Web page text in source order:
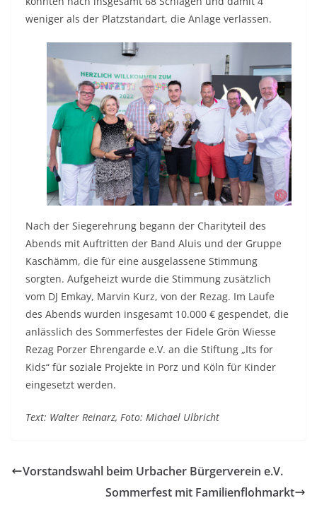
weniger als der Platzstandart, die Anlage verlassen.
Nach der Siegerehrung begann der Charityteil des
Abends mit Auftritten der Band Aluis und der Gruppe
Kaschämm, die für eine ausgelassene Stimmung
sorgten. Aufgeheizt wurde die Stimmung zusätzlich
vom DJ Emkay, Marvin Kurz, von der Rezag. Im Laufe
des Abends wurden insgesamt 10.000 € gespendet, die
anlässlich des Sommerfestes der Fidele Grön Wiesse
Rezag Porzer Ehrengarde e.V. an die Stiftung „Its for
Kids“ für soziale Projekte in Porz und Köln für Kinder
eingesetzt werden.
Text: Walter Reinarz, Foto: Michael Ulbricht
Vorstandswahl beim Urbacher Bürgerverein e.V.
Sommerfest mit Familienflohmarkt